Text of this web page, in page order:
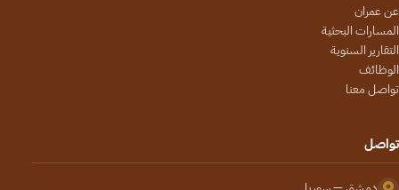
عن عمران
المسارات البحثية
التقارير السنوية
الوظائف
تواصل معنا
تواصل